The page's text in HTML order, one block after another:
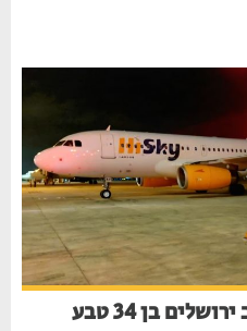
טרגדיה בקפריסין: תושב ירושלים בן 34 טבע